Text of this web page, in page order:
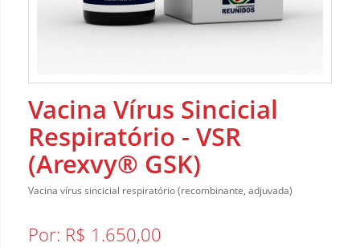
Vacina Vírus Sincicial
Respiratório - VSR
(Arexvy® GSK)
Vacina vírus sincicial respiratório (recombinante, adjuvada)
Por: R$ 1.650,00